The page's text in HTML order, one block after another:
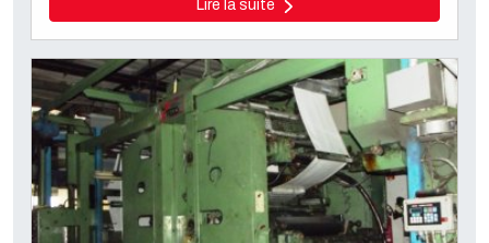
Lire la suite